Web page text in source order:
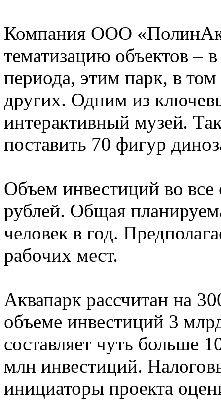
Компания ООО
тематизацию объектов –
периода, этим парк, в том
других. Одним из
интерактивный музей.
поставить 70 фигур
Объем инвестиций во все
рублей. Общая
человек в год.
рабочих мест.
Аквапарк рассчитан на
объеме инвестиций 3
составляет чуть больше
млн инвестиций.
инициаторы проекта